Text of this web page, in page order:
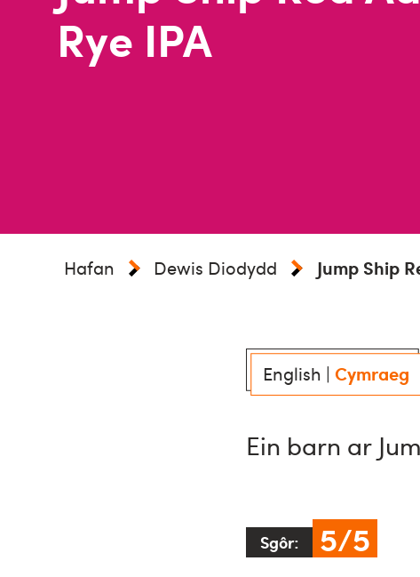
Rye IPA
Hafan Dewis Diodydd Jump Ship
English |Cymraeg
Ein barn ar
Sgôr: 5/5